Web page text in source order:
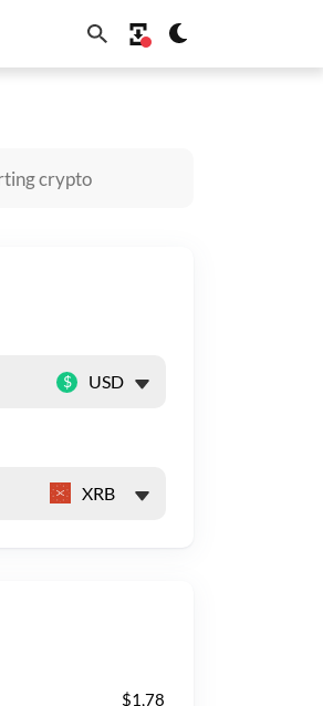
$
$1,78